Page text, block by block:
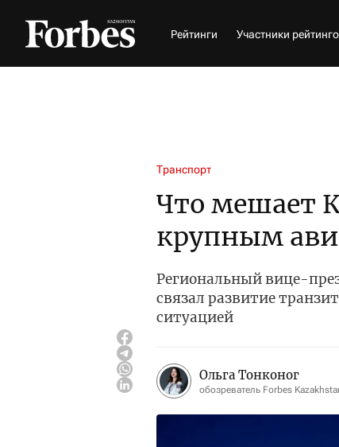
Рейтинги Участники
Транспорт
Что мешает
крупным
Региональный вице-
связал развитие
ситуацией
Ольга Тонконог
обозреватель Forbes